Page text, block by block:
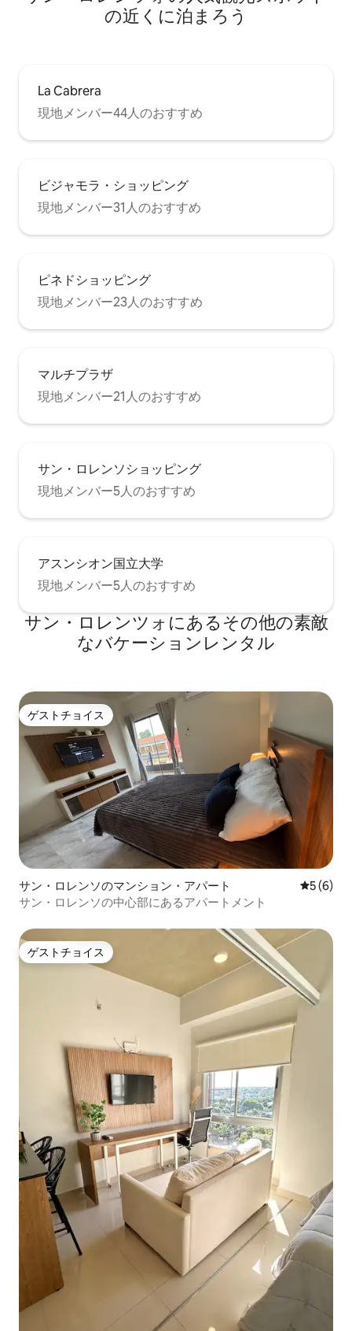
の近くに泊まろう
La Cabrera
現地メンバー44人のおすすめ
ビジャモラ・ショッピング
現地メンバー31人のおすすめ
ピネドショッピング
現地メンバー23人のおすすめ
マルチプラザ
現地メンバー21人のおすすめ
サン・ロレンソショッピング
現地メンバー5人のおすすめ
アスンシオン国立大学
現地メンバー5人のおすすめ
サン・ロレンツォにあるその他の素敵
なバケーションレンタル
ゲストチョイス
ゲストチョイス
サン・ロレンソのマンション・アパート レビュー
5 (6)
サン・ロレンソの中心部にあるアパートメント
ゲストチョイス
ゲストチョイス